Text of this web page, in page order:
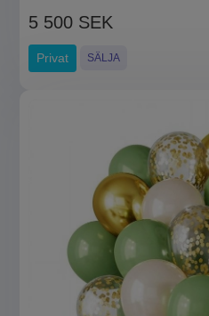
5 500 SEK
Privat SÄLJA